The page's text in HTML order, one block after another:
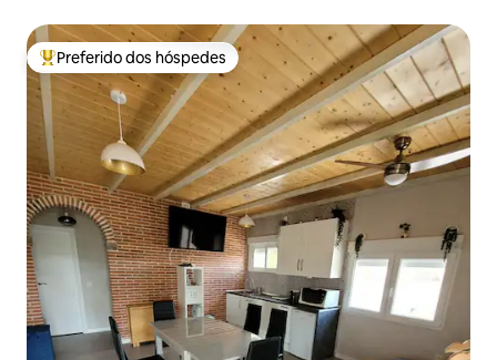
Entre os melhores preferidos dos hóspedes
Preferido dos hóspedes